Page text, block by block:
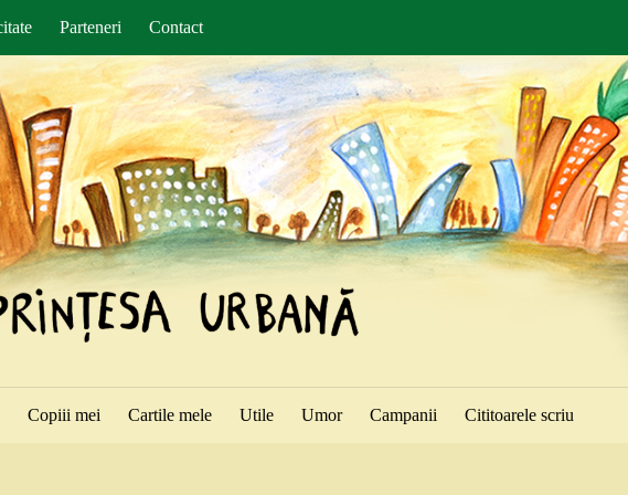
Parteneri Contact
Copiii mei Cartile mele Utile Umor Campanii Cititoarele scriu